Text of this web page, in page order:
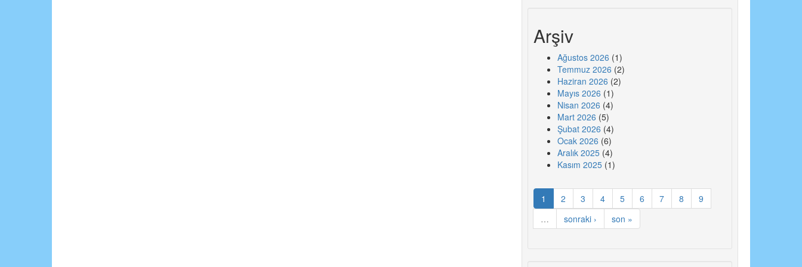
Arşiv
Ağustos 2026 (1)
Temmuz 2026 (2)
Haziran 2026 (2)
Mayıs 2026 (1)
Nisan 2026 (4)
Mart 2026 (5)
Şubat 2026 (4)
Ocak 2026 (6)
Aralık 2025(4)
Kasım 2025(1)
1 2 3 4 5 6 7 8
9
…
sonraki › son »